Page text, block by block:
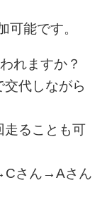
可能です。
れますか？
代しながら
ることも可
さん→Aさん